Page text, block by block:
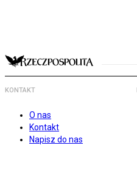
KONTAKT
O nas
Kontakt
Napisz do nas